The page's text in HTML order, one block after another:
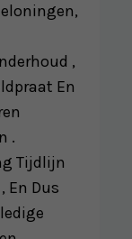
,
En
.
Tijdlijn
En Dus